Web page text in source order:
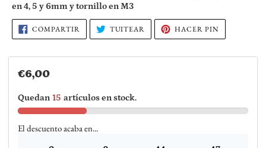
carrito
de
compra
en 4, 5 y 6mm y tornillo en M3
COMPARTIR COMPARTIR
EN
FACEBOOK
TUITEAR TUITEAR
TWITTER
HACER PINPINEAR
PINTEREST
Precio
€6,00
Quedan 15 artículos en stock.
El descuento acaba en...